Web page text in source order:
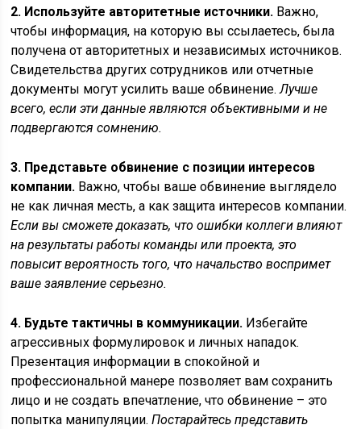
2. Используйте авторитетные источники. Важно,
чтобы информация, на которую вы ссылаетесь, была
получена от авторитетных и независимых источников.
Свидетельства других сотрудников или отчетные
документы могут усилить ваше обвинение.Лучше
всего, если эти данные являются объективными и не
подвергаются сомнению.
3. Представьте обвинение с позиции интересов
компании. Важно, чтобы ваше обвинение выглядело
не как личная месть, а как защита интересов компании.
Если вы сможете доказать, что ошибки коллеги влияют
на результаты работы команды или проекта, это
повысит вероятность того, что начальство воспримет
ваше заявление серьезно.
4. Будьте тактичны в коммуникации. Избегайте
агрессивных формулировок и личных нападок.
Презентация информации в спокойной и
профессиональной манере позволяет вам сохранить
лицо и не создать впечатление, что обвинение – это
попытка манипуляции.Постарайтесь представить